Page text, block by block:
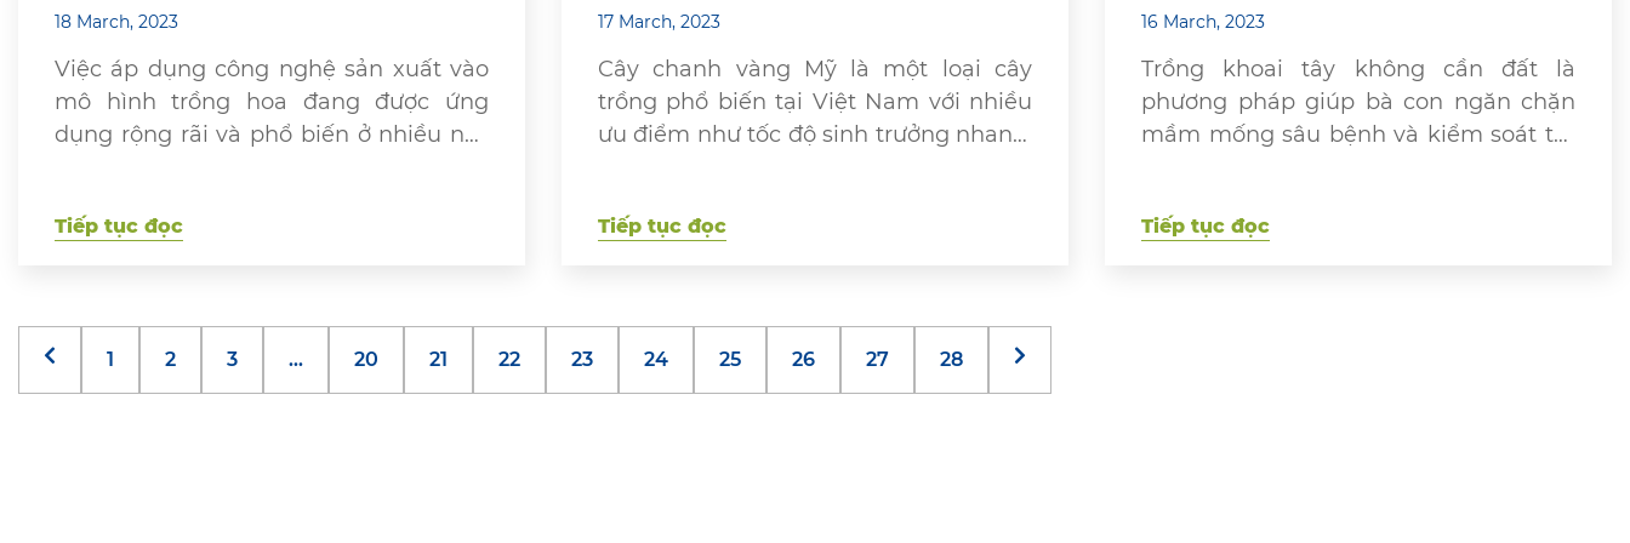
18 March, 2023
Việc áp dụng công nghệ sản xuất vào
mô hình trồng hoa đang được ứng
dụng rộng rãi và phổ biến ở nhiều nơi.
được nhiều tin dùng, nhất là đối với ở
Tiếp tục đọc
17 March, 2023
Cây chanh vàng Mỹ là một loại cây
trồng phổ biến tại Việt Nam với nhiều
ưu điểm như tốc độ sinh trưởng nhanh,
chanh vàng Mỹ được trĩu quả thì cần
Tiếp tục đọc
16 March, 2023
Trồng khoai tây không cần đất là
phương pháp giúp bà con ngăn chặn
mầm mống sâu bệnh và kiểm soát tốt
phẩm sạch và an toàn cho sức khỏe
Tiếp tục đọc
1 2 3 … 20 21 22 23 24 25 26 27 28